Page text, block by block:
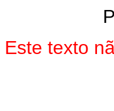
Este texto